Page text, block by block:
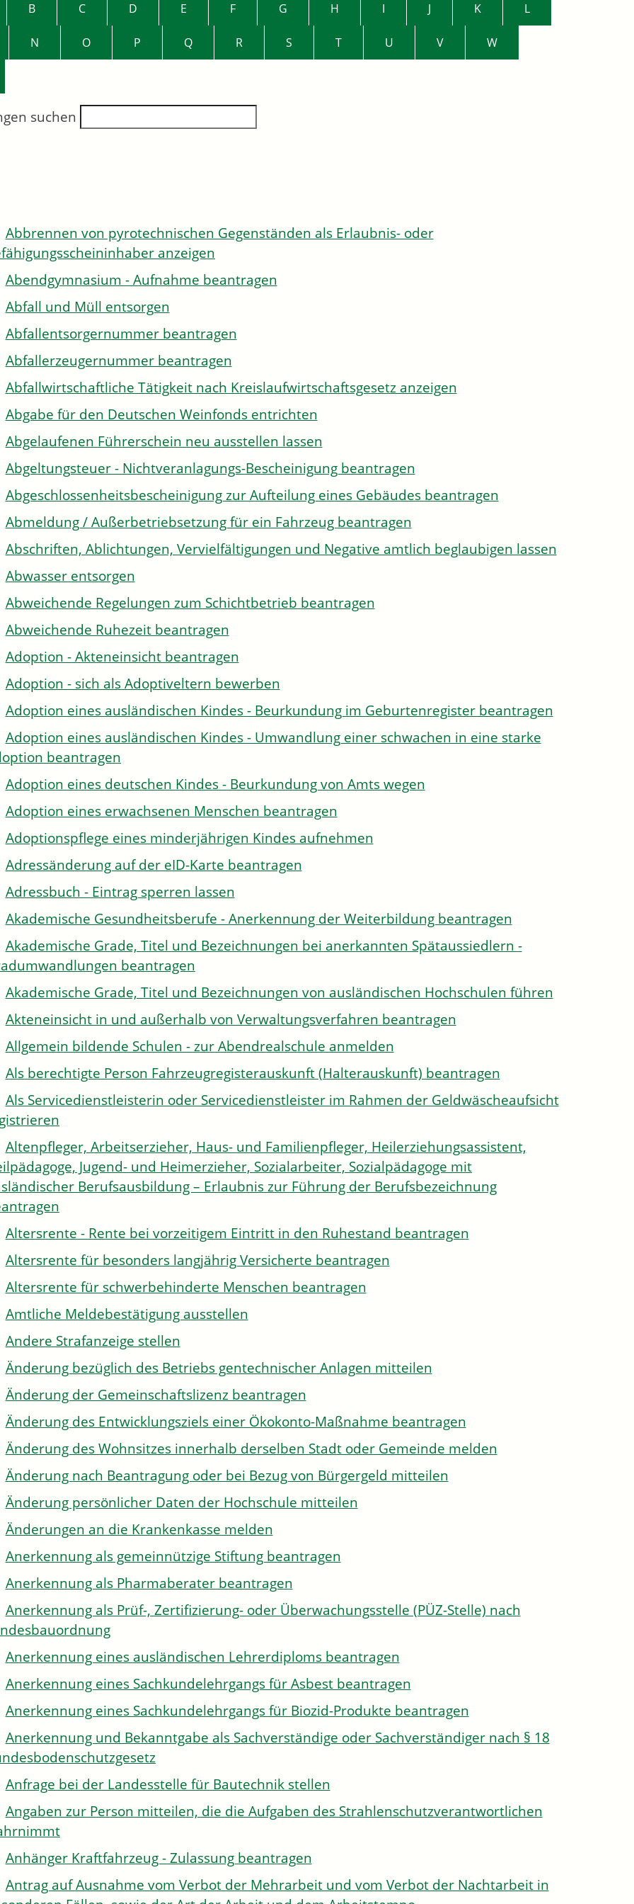
B C D E F G H I J K L
N O P Q R S T U V W
suchen
Abbrennen von pyrotechnischen Gegenständen als Erlaubnis- oder
anzeigen
Abendgymnasium - Aufnahme beantragen
Abfall und Müll entsorgen
Abfallentsorgernummer beantragen
Abfallerzeugernummer beantragen
Abfallwirtschaftliche Tätigkeit nach Kreislaufwirtschaftsgesetz anzeigen
Abgabe für den Deutschen Weinfonds entrichten
Abgelaufenen Führerschein neu ausstellen lassen
Abgeltungsteuer - Nichtveranlagungs-Bescheinigung beantragen
Abgeschlossenheitsbescheinigung zur Aufteilung eines Gebäudes beantragen
Abmeldung / Außerbetriebsetzung für ein Fahrzeug beantragen
Abschriften, Ablichtungen, Vervielfältigungen und Negative amtlich beglaubigen lassen
Abwasser entsorgen
Abweichende Regelungen zum Schichtbetrieb beantragen
Abweichende Ruhezeit beantragen
Adoption - Akteneinsicht beantragen
Adoption - sich als Adoptiveltern bewerben
Adoption eines ausländischen Kindes - Beurkundung im Geburtenregister beantragen
Adoption eines ausländischen Kindes - Umwandlung einer schwachen in eine starke
beantragen
Adoption eines deutschen Kindes - Beurkundung von Amts wegen
Adoption eines erwachsenen Menschen beantragen
Adoptionspflege eines minderjährigen Kindes aufnehmen
Adressänderung auf der eID-Karte beantragen
Adressbuch - Eintrag sperren lassen
Akademische Gesundheitsberufe - Anerkennung der Weiterbildung beantragen
Akademische Grade, Titel und Bezeichnungen bei anerkannten Spätaussiedlern -
beantragen
Akademische Grade, Titel und Bezeichnungen von ausländischen Hochschulen führen
Akteneinsicht in und außerhalb von Verwaltungsverfahren beantragen
Allgemein bildende Schulen - zur Abendrealschule anmelden
Als berechtigte Person Fahrzeugregisterauskunft (Halterauskunft) beantragen
Als Servicedienstleisterin oder Servicedienstleister im Rahmen der Geldwäscheaufsicht
Altenpfleger, Arbeitserzieher, Haus- und Familienpfleger, Heilerziehungsassistent,
Jugend- und Heimerzieher, Sozialarbeiter, Sozialpädagoge mit
Berufsausbildung – Erlaubnis zur Führung der Berufsbezeichnung
Altersrente - Rente bei vorzeitigem Eintritt in den Ruhestand beantragen
Altersrente für besonders langjährig Versicherte beantragen
Altersrente für schwerbehinderte Menschen beantragen
Amtliche Meldebestätigung ausstellen
Andere Strafanzeige stellen
Änderung bezüglich des Betriebs gentechnischer Anlagen mitteilen
Änderung der Gemeinschaftslizenz beantragen
Änderung des Entwicklungsziels einer Ökokonto-Maßnahme beantragen
Änderung des Wohnsitzes innerhalb derselben Stadt oder Gemeinde melden
Änderung nach Beantragung oder bei Bezug von Bürgergeld mitteilen
Änderung persönlicher Daten der Hochschule mitteilen
Änderungen an die Krankenkasse melden
Anerkennung als gemeinnützige Stiftung beantragen
Anerkennung als Pharmaberater beantragen
Anerkennung als Prüf-, Zertifizierung- oder Überwachungsstelle (PÜZ-Stelle) nach
Anerkennung eines ausländischen Lehrerdiploms beantragen
Anerkennung eines Sachkundelehrgangs für Asbest beantragen
Anerkennung eines Sachkundelehrgangs für Biozid-Produkte beantragen
Anerkennung und Bekanntgabe als Sachverständige oder Sachverständiger nach § 18
Anfrage bei der Landesstelle für Bautechnik stellen
Angaben zur Person mitteilen, die die Aufgaben des Strahlenschutzverantwortlichen
Anhänger Kraftfahrzeug - Zulassung beantragen
Antrag auf Ausnahme vom Verbot der Mehrarbeit und vom Verbot der Nachtarbeit in